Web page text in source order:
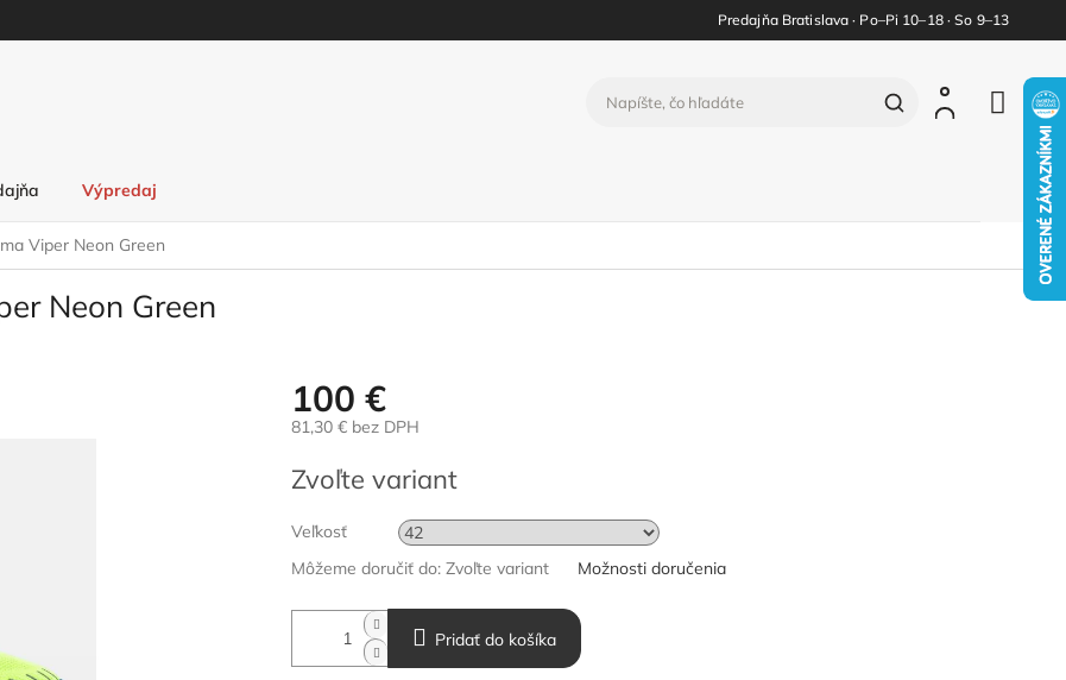
Predajňa Bratislava · Po–Pi 10–18 · So 9–13
Výpredaj
Viper Neon Green
Neon Green
100 €
81,30 € bez DPH
cena:
Zvoľte variant
Veľkosť
Môžeme doručiť do: Zvoľte variant Možnosti doručenia
Pridať do košíka